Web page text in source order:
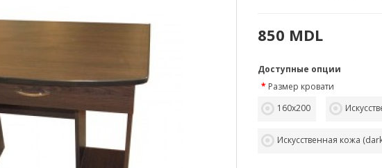
850 MDL
Доступные опции
Размер кровати
160х200
Искусственная кожа